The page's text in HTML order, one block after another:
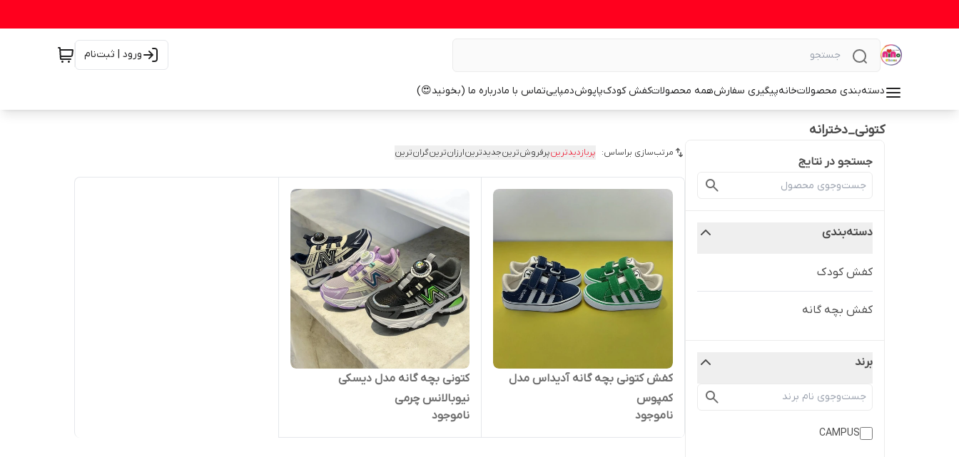
ورود | ثبت‌نام
دسته‌بندی محصولاتخانهپیگیری سفارشهمه محصولاتکفش کودکپاپوشدمپاییتماس با مادرباره ما (بخونید😍)
کتونی_دخترانه
جستجو در نتایج
دسته‌بندی
کفش کودک
کفش بچه گانه
برند
CAMPUS
مرتب‌سازی براساس: پربازدیدترینپرفروش‌ترینجدیدترینارزان‌ترینگران‌ترین
کفش کتونی بچه گانه آدیداس مدل
کمپوس
ناموجود
کتونی بچه گانه مدل دیسکی
نیوبالانس چرمی
ناموجود